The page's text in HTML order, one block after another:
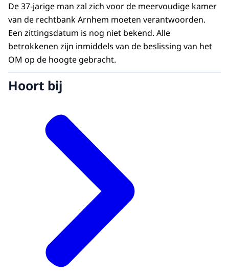
De 37-jarige man zal zich voor de meervoudige kamer
van de rechtbank Arnhem moeten verantwoorden.
Een zittingsdatum is nog niet bekend. Alle
betrokkenen zijn inmiddels van de beslissing van het
OM op de hoogte gebracht.
Hoort bij